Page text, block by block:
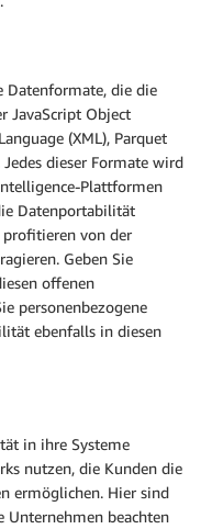
Datenformate, die die
JavaScript Object
(XML), Parquet
dieser Formate wird
Plattformen
Datenportabilität
von der
Geben Sie
offenen
personenbezogene
ebenfalls in diesen
in ihre Systeme
nutzen, die Kunden die
ermöglichen. Hier sind
Unternehmen beachten